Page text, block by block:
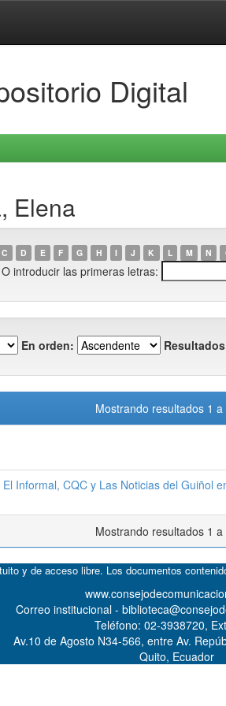
Digital
Elena
C D E F G H I J K L M N
O introducir las primeras letras:
En orden:
Mostrando resultados 1 a
Informal, CQC y Las Noticias del Guiñol
Mostrando resultados 1 a
y de acceso libre. Los documentos
Correo institucional -
Teléfono: 02-3938720,
Av.10 de Agosto N34-566, entre Av.
Quito, Ecuador